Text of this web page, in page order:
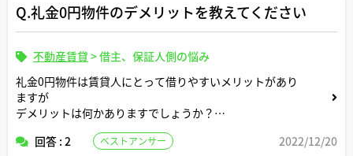
Q.礼金0円物件のデメリットを教えてください
不動産賃貸 >借主、保証人側の悩み
礼金0円物件は賃貸人にとって借りやすいメリットがあり
ますが
デメリットは何かありますでしょうか？
ントを教えてください
回答 : 2 ベストアンサー 2022/12/20